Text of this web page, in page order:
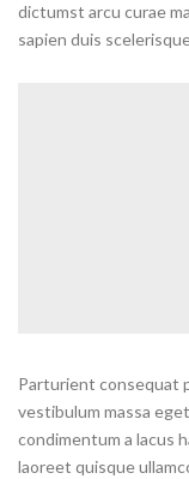
dictumst arcu curae
sapien duis
Parturient consequat
vestibulum massa
condimentum a lacus
laoreet quisque